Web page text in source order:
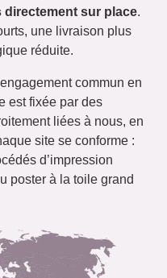
sur place.
une livraison plus
réduite.
commun en
est fixée par des
liées à nous, en
site se conforme :
d’impression
poster à la toile grand